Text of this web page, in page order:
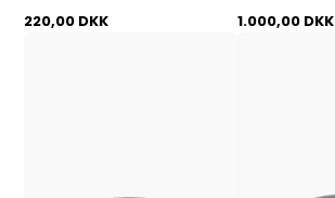
220,00 DKK 1.000,00 DKK